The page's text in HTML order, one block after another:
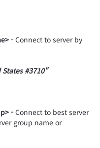
- Connect to server by
#3710"
-Connect to best server
group name or